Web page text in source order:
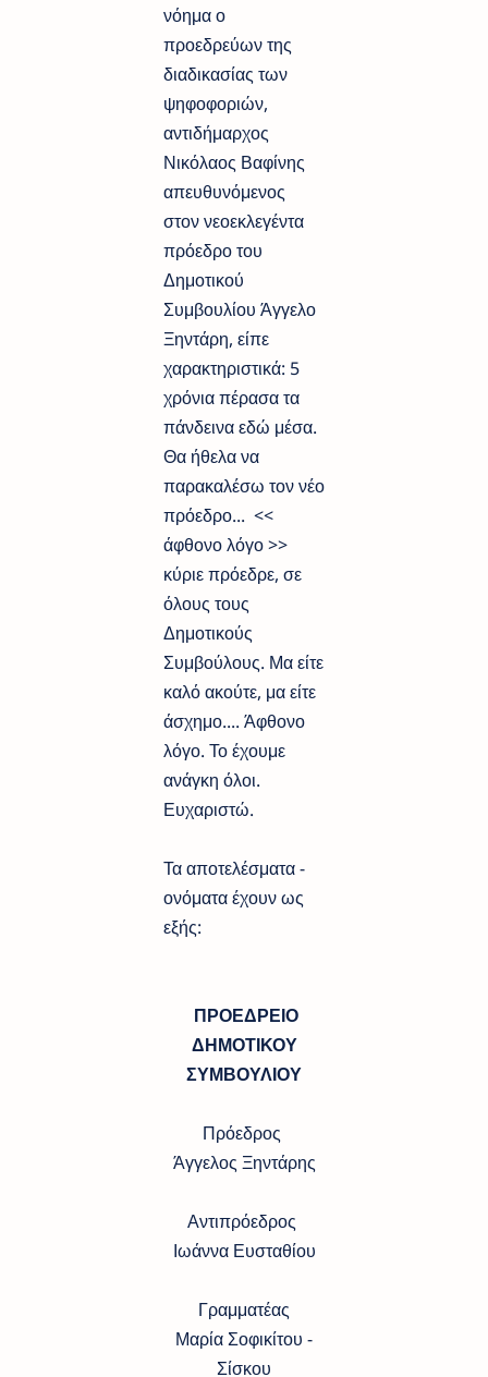
νόημα ο
προεδρεύων της
διαδικασίας των
ψηφοφοριών,
αντιδήμαρχος
Νικόλαος Βαφίνης
απευθυνόμενος
στον νεοεκλεγέντα
πρόεδρο του
Δημοτικού
Συμβουλίου Άγγελο
Ξηντάρη, είπε
χαρακτηριστικά: 5
χρόνια πέρασα τα
πάνδεινα εδώ μέσα.
Θα ήθελα να
παρακαλέσω τον νέο
πρόεδρο... <<
άφθονο λόγο >>
κύριε πρόεδρε, σε
όλους τους
Δημοτικούς
Συμβούλους. Μα είτε
καλό ακούτε, μα είτε
άσχημο.... Άφθονο
λόγο. Το έχουμε
ανάγκη όλοι.
Ευχαριστώ.
Τα αποτελέσματα -
ονόματα έχουν ως
εξής:
ΠΡΟΕΔΡΕΙΟ
ΔΗΜΟΤΙΚΟΥ
ΣΥΜΒΟΥΛΙΟΥ
Πρόεδρος
Άγγελος Ξηντάρης
Αντιπρόεδρος
Ιωάννα Ευσταθίου
Γραμματέας
Μαρία Σοφικίτου -
Σίσκου